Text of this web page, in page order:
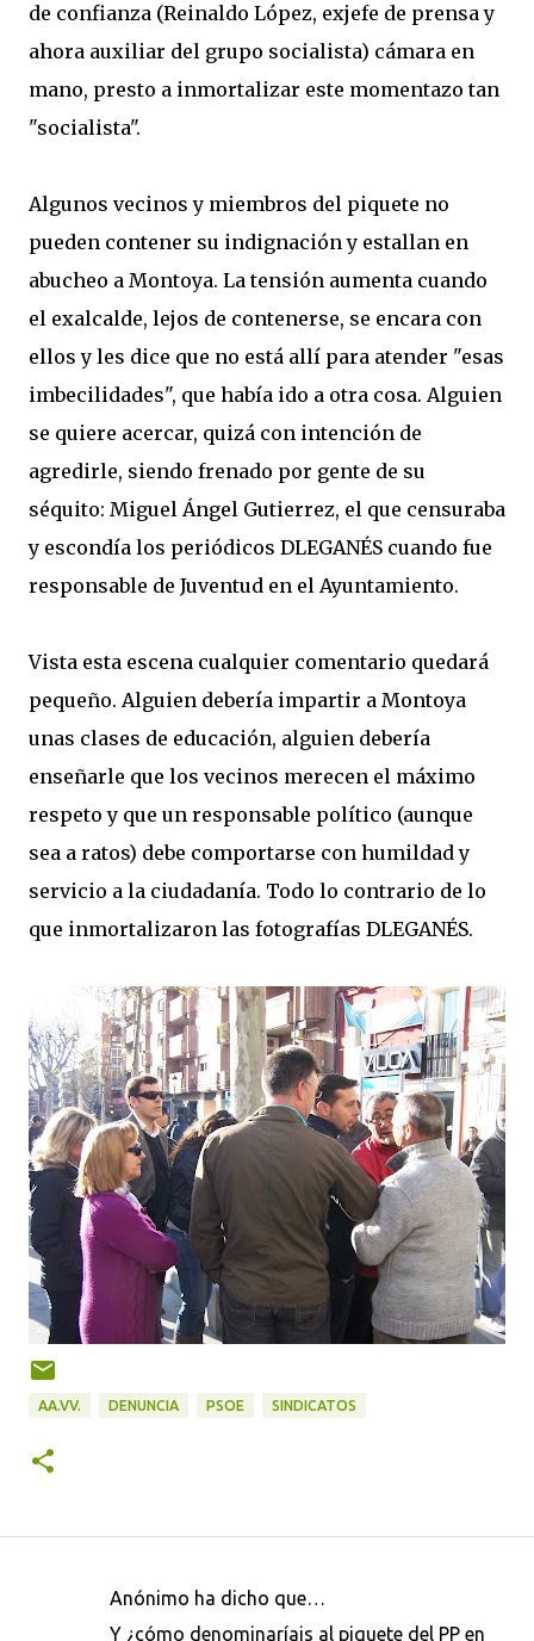
de confianza (Reinaldo López, exjefe de prensa y
ahora auxiliar del grupo socialista) cámara en
mano, presto a inmortalizar este momentazo tan
"socialista".
Algunos vecinos y miembros del piquete no
pueden contener su indignación y estallan en
abucheo a Montoya. La tensión aumenta cuando
el exalcalde, lejos de contenerse, se encara con
ellos y les dice que no está allí para atender "esas
imbecilidades", que había ido a otra cosa. Alguien
se quiere acercar, quizá con intención de
agredirle, siendo frenado por gente de su
séquito: Miguel Ángel Gutierrez, el que censuraba
y escondía los periódicos DLEGANÉS cuando fue
responsable de Juventud en el Ayuntamiento.
Vista esta escena cualquier comentario quedará
pequeño. Alguien debería impartir a Montoya
unas clases de educación, alguien debería
enseñarle que los vecinos merecen el máximo
respeto y que un responsable político (aunque
sea a ratos) debe comportarse con humildad y
servicio a la ciudadanía. Todo lo contrario de lo
que inmortalizaron las fotografías DLEGANÉS.
AA.VV. DENUNCIA PSOE SINDICATOS
Anónimo ha dicho que…
Y ¿cómo denominaríais al piquete del PP en